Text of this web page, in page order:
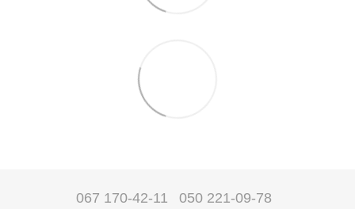
067 170-42-11 050 221-09-78